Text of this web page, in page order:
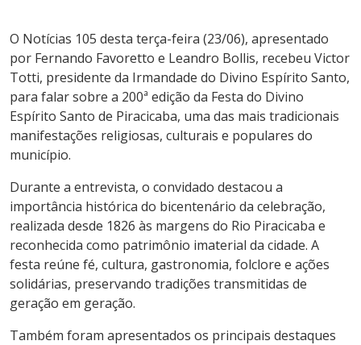
O Notícias 105 desta terça-feira (23/06), apresentado
por Fernando Favoretto e Leandro Bollis, recebeu Victor
Totti, presidente da Irmandade do Divino Espírito Santo,
para falar sobre a 200ª edição da Festa do Divino
Espírito Santo de Piracicaba, uma das mais tradicionais
manifestações religiosas, culturais e populares do
município.
Durante a entrevista, o convidado destacou a
importância histórica do bicentenário da celebração,
realizada desde 1826 às margens do Rio Piracicaba e
reconhecida como patrimônio imaterial da cidade. A
festa reúne fé, cultura, gastronomia, folclore e ações
solidárias, preservando tradições transmitidas de
geração em geração.
Também foram apresentados os principais destaques